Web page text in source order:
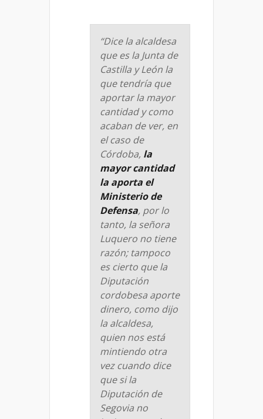
“Dice la alcaldesa
que es la Junta de
Castilla y León la
que tendría que
aportar la mayor
cantidad y como
acaban de ver, en
el caso de
Córdoba, la
mayor cantidad
la aporta el
Ministerio de
Defensa, por lo
tanto, la señora
Luquero no tiene
razón; tampoco
es cierto que la
Diputación
cordobesa aporte
dinero, como dijo
la alcaldesa,
quien nos está
mintiendo otra
vez cuando dice
que si la
Diputación de
Segovia no